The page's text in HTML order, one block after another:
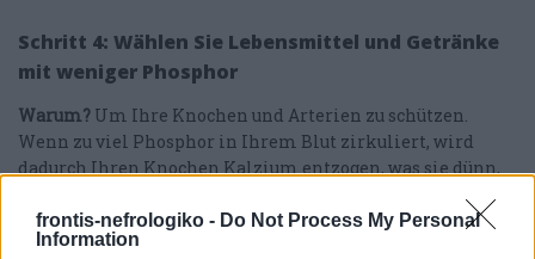
frontis-nefrologiko - Do Not Process My Personal
Information
Schritt 4: Wählen Sie Lebensmittel und Getränke
mit weniger Phosphor
Warum? Um Ihre Knochen und Arterien zu schützen.
Wenn zu viel Phosphor in Ihrem Blut zirkuliert, wird
dadurch Ihren Knochen Kalzium entzogen, was sie dünn,
Phosphorwerte im Blut können auch zu Juckreiz auf Ihrer
Haut und zu Schmerzen in den Knochen und Gelenken